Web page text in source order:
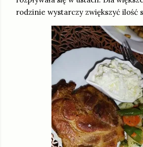
rodzinie wystarczy zwiększyć ilość